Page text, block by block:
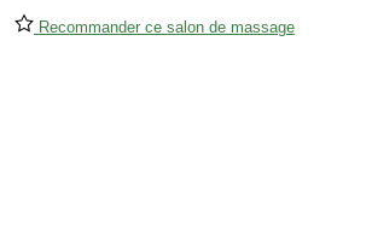
Recommander ce salon de massage